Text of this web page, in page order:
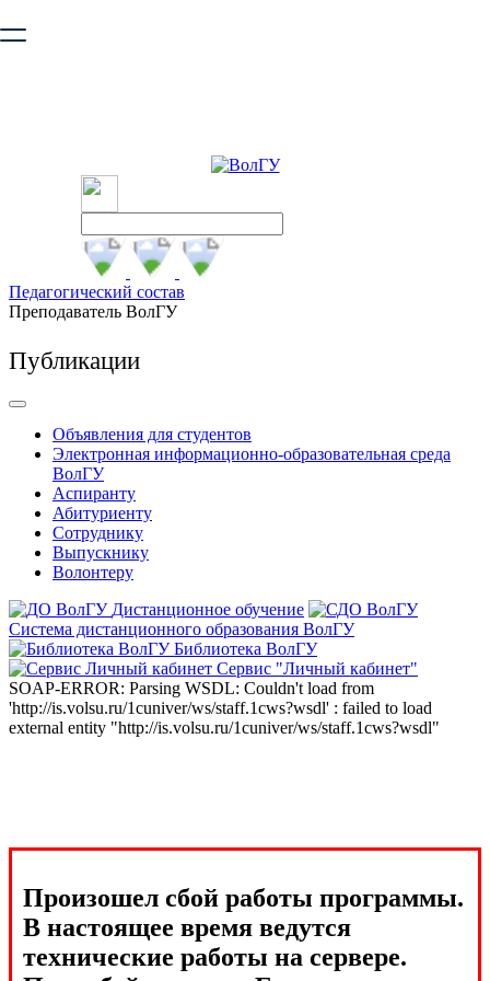
безопасную работу с сайтом. Пожалуйста
Педагогический состав
Преподаватель ВолГУ
Публикации
Объявления для студентов
Электронная информационно-образовательная среда
ВолГУ
Аспиранту
Абитуриенту
Сотруднику
Выпускнику
Волонтеру
Дистанционное обучение
Система дистанционного образования ВолГУ
Библиотека ВолГУ
Сервис "Личный кабинет"
SOAP-ERROR: Parsing WSDL: Couldn't load from
'http://is.volsu.ru/1cuniver/ws/staff.1cws?wsdl' : failed to load
external entity "http://is.volsu.ru/1cuniver/ws/staff.1cws?wsdl"
Произошел сбой работы программы.
В настоящее время ведутся
технические работы на сервере.